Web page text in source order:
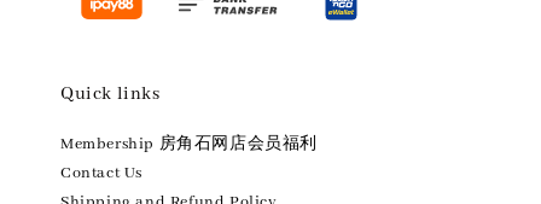
Quick links
Membership 房角石网店会员福利
Contact Us